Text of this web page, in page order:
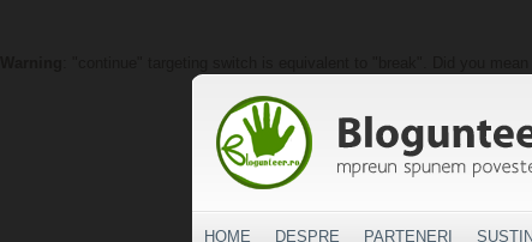
HOME DESPRE PARTENERI